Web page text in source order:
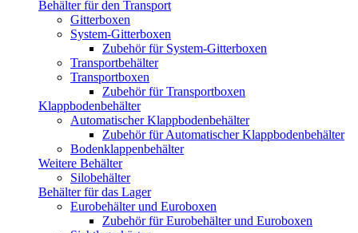
Behälter für den Transport
Gitterboxen
System-Gitterboxen
Zubehör für System-Gitterboxen
Transportbehälter
Transportboxen
Zubehör für Transportboxen
Klappbodenbehälter
Automatischer Klappbodenbehälter
Zubehör für Automatischer Klappbodenbehälter
Bodenklappenbehälter
Weitere Behälter
Silobehälter
Behälter für das Lager
Eurobehälter und Euroboxen
Zubehör für Eurobehälter und Euroboxen